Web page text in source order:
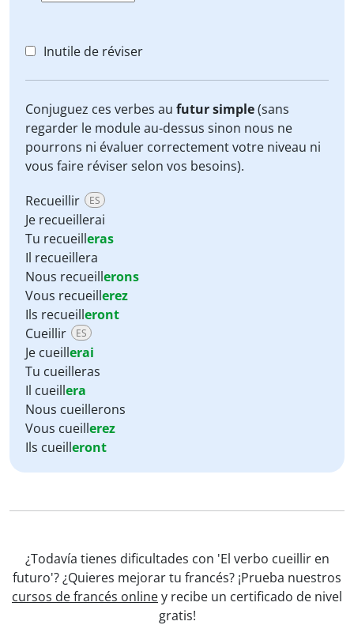
Inutile de réviser
Conjuguez ces verbes au futur simple(sans
regarder le module au-dessus sinon nous ne
pourrons ni évaluer correctement votre niveau ni
vous faire réviser selon vos besoins).
Recueillir
ES
Je recueillerai
Tu recueilleras
Il recueillera
Nous recueillerons
Vous recueillerez
Ils recueilleront
Cueillir
ES
Je cueillerai
Tu cueilleras
Il cueillera
Nous cueillerons
Vous cueillerez
Ils cueilleront
¿Todavía tienes dificultades con 'El verbo cueillir en
futuro'? ¿Quieres mejorar tu francés? ¡Prueba nuestros
cursos de francés onliney recibe un certificado de nivel
gratis!